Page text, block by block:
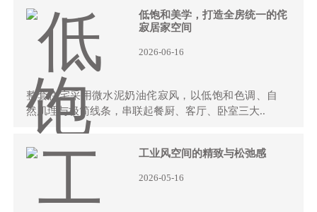
低饱和美学，打造全房统一的侘
寂居家空间
2026-06-16
整套住宅采用微水泥奶油侘寂风，以低饱和色调、自
然肌理与极简线条，串联起餐厨、客厅、卧室三大..
工业风空间的精致与松弛感
2026-05-16